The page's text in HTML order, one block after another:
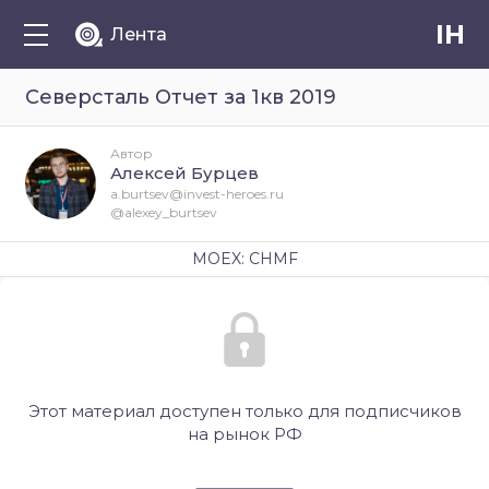
Лента IH
Северсталь Отчет за 1кв 2019
Этот материал доступен только для подписчиков
на рынок РФ
Автор
Алексей Бурцев
a.burtsev@invest-heroes.ru
@alexey_burtsev
MOEX: CHMF